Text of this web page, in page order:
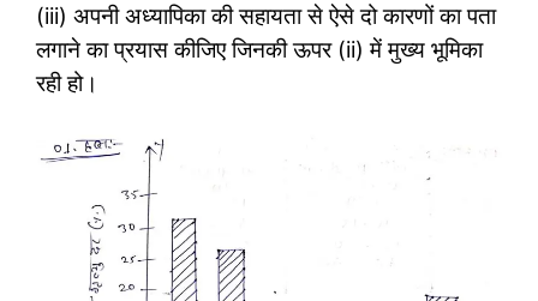
(iii) अपनी अध्यापिका की सहायता से ऐसे दो कारणों का पता
लगाने का प्रयास कीजिए जिनकी ऊपर (ii) में मुख्य भूमिका
रही हो।